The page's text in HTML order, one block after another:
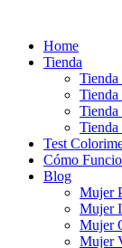
contenidoHome
Tienda
Tienda
Tienda
Test
Cómo
Blog
Mujer
Mujer
Mujer
Mujer